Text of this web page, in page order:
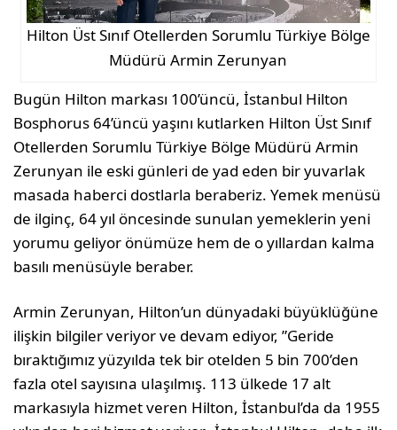
Hilton Üst Sınıf Otellerden Sorumlu Türkiye Bölge
Müdürü Armin Zerunyan
Bugün Hilton markası 100’üncü, İstanbul Hilton
Bosphorus 64’üncü yaşını kutlarken Hilton Üst Sınıf
Otellerden Sorumlu Türkiye Bölge Müdürü Armin
Zerunyan ile eski günleri de yad eden bir yuvarlak
masada haberci dostlarla beraberiz. Yemek menüsü
de ilginç, 64 yıl öncesinde sunulan yemeklerin yeni
yorumu geliyor önümüze hem de o yıllardan kalma
basılı menüsüyle beraber.
Armin Zerunyan, Hilton’un dünyadaki büyüklüğüne
ilişkin bilgiler veriyor ve devam ediyor, ”Geride
bıraktığımız yüzyılda tek bir otelden 5 bin 700’den
fazla otel sayısına ulaşılmış. 113 ülkede 17 alt
markasıyla hizmet veren Hilton, İstanbul’da da 1955